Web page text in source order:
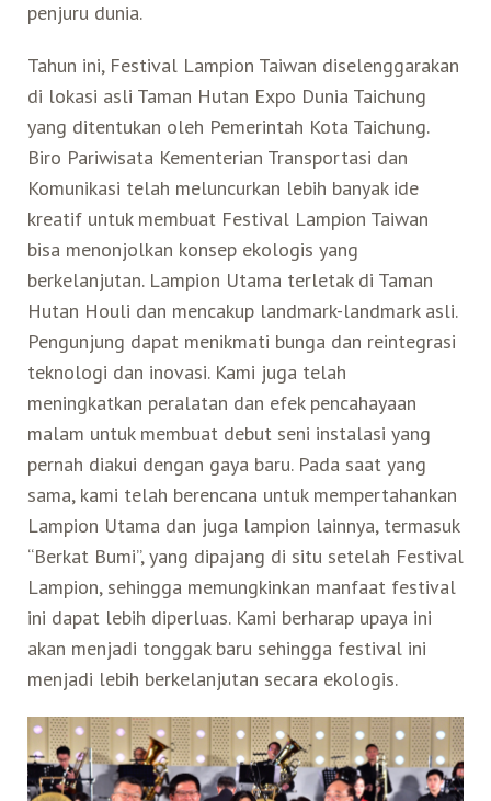
penjuru dunia.
Tahun ini, Festival Lampion Taiwan diselenggarakan
di lokasi asli Taman Hutan Expo Dunia Taichung
yang ditentukan oleh Pemerintah Kota Taichung.
Biro Pariwisata Kementerian Transportasi dan
Komunikasi telah meluncurkan lebih banyak ide
kreatif untuk membuat Festival Lampion Taiwan
bisa menonjolkan konsep ekologis yang
berkelanjutan. Lampion Utama terletak di Taman
Hutan Houli dan mencakup landmark-landmark asli.
Pengunjung dapat menikmati bunga dan reintegrasi
teknologi dan inovasi. Kami juga telah
meningkatkan peralatan dan efek pencahayaan
malam untuk membuat debut seni instalasi yang
pernah diakui dengan gaya baru. Pada saat yang
sama, kami telah berencana untuk mempertahankan
Lampion Utama dan juga lampion lainnya, termasuk
“Berkat Bumi”, yang dipajang di situ setelah Festival
Lampion, sehingga memungkinkan manfaat festival
ini dapat lebih diperluas. Kami berharap upaya ini
akan menjadi tonggak baru sehingga festival ini
menjadi lebih berkelanjutan secara ekologis.